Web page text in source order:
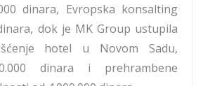
dinara, Evropska konsalting
dok je MK Group ustupila
hotel u Novom Sadu,
dinara i prehrambene